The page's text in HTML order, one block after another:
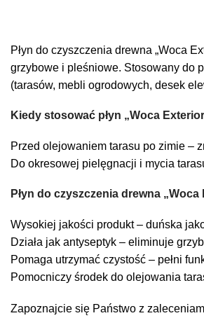
Płyn do czyszczenia drewna „Woca
grzybowe i pleśniowe. Stosowany do
(tarasów, mebli ogrodowych, desek
Kiedy stosować płyn „Woca
Przed olejowaniem tarasu po zimie –
Do okresowej pielęgnacji i mycia
Płyn do czyszczenia drewna
Wysokiej jakości produkt – duńska
Działa jak antyseptyk – eliminuje
Pomaga utrzymać czystość – pełni
Pomocniczy środek do olejowania
Zapoznajcie się Państwo z